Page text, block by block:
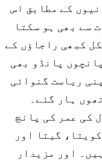
کے مطابق اس
سے بھی ہو سکتا
کبھی راجاؤں کے
پانڈو بھی
ریاست گنوائی
ہار گئے۔
کے برعکس، ۲۰ سے ۶۰ سال کی عمر کی پانچ
گیتا اور
اور مزیدار